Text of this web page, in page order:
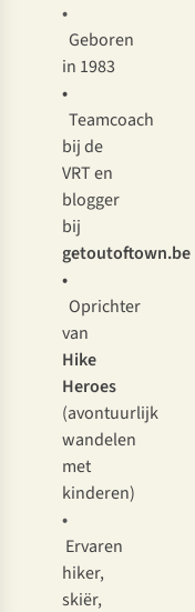
•
Geboren
in 1983
•
Teamcoach
bij de
VRT en
blogger
bij
getoutoftown.be
•
Oprichter
van
Hike
Heroes
(avontuurlijk
wandelen
met
kinderen)
•
Ervaren
hiker,
skiër,